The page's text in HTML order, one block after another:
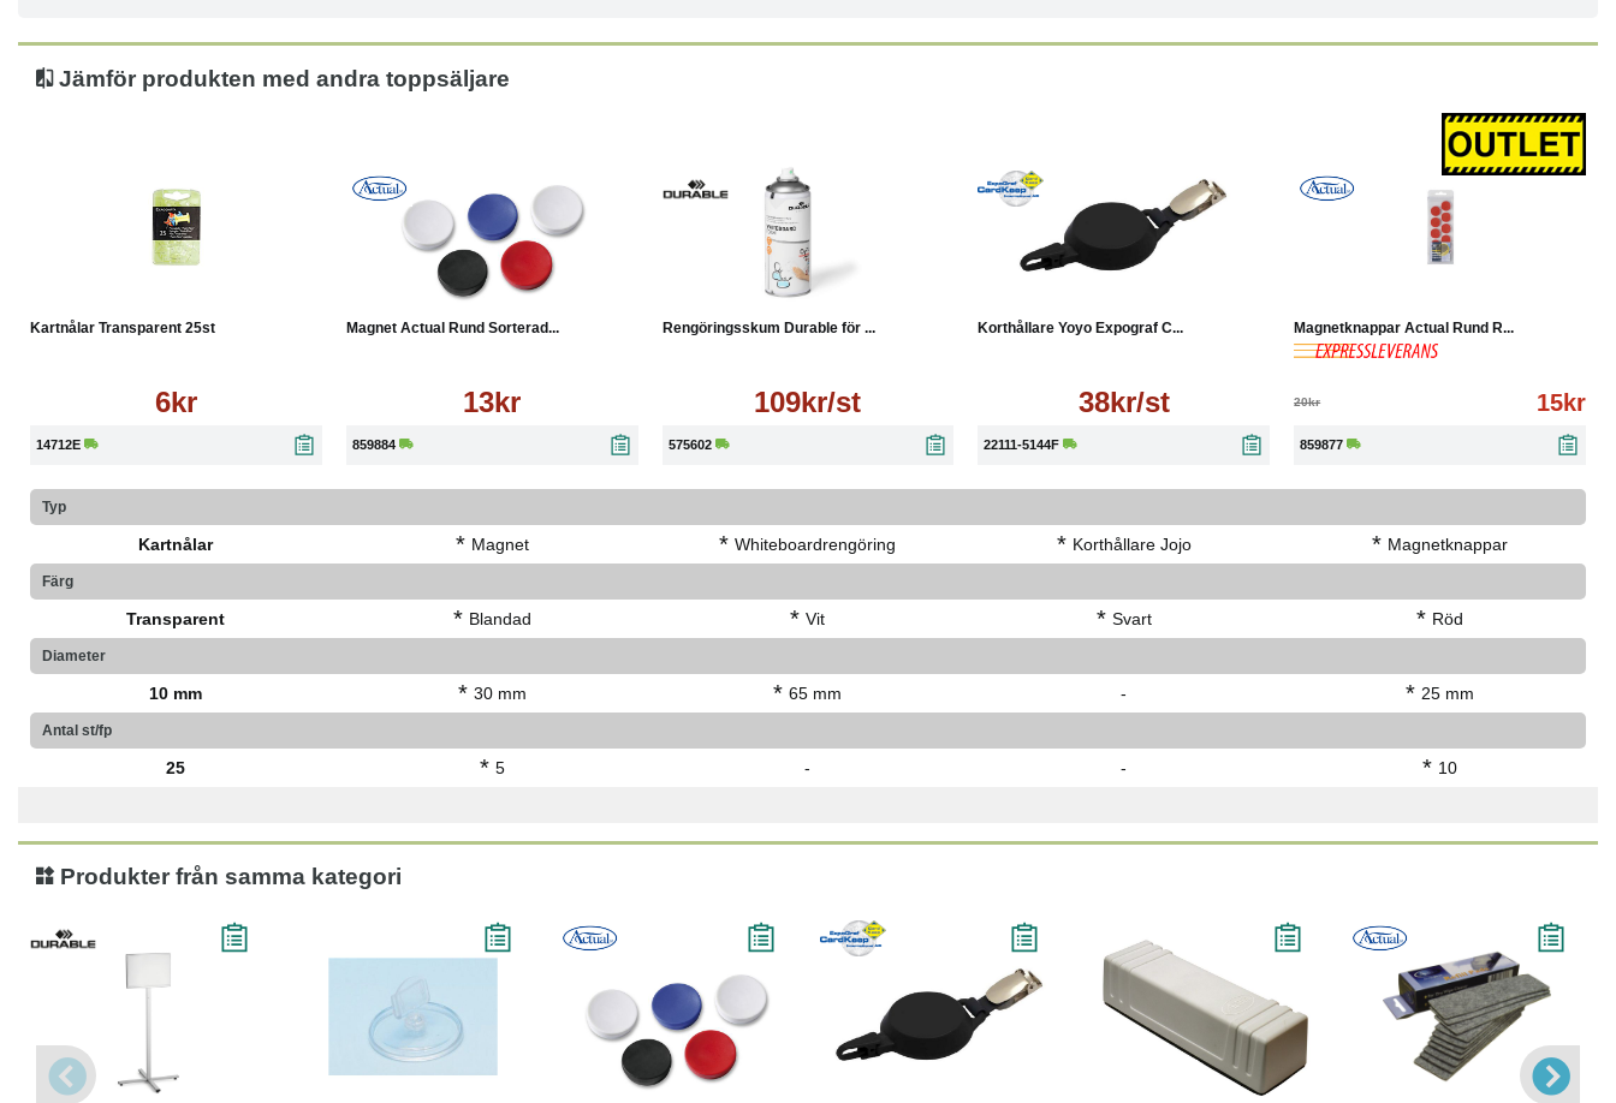
Jämför produkten med andra toppsäljare
Kartnålar Transparent 25st
6kr
14712E
Magnet Actual Rund Sorterad...
13kr
859884
Läs mer
Rengöringsskum Durable för ...
109kr/st
575602
Läs mer
Korthållare Yoyo Expograf C...
38kr/st
22111-5144F
Magnetknappar Actual Rund R...
20kr 15kr
859877
Typ
Kartnålar * Magnet * Whiteboardrengöring * Korthållare Jojo * Magnetknappar
Färg
Transparent * Blandad * Vit * Svart * Röd
Diameter
10 mm * 30 mm * 65 mm - * 25 mm
Antal st/fp
25 * 5 - - * 10
Produkter från samma kategori
Läs mer Köp Läs mer Läs mer Läs mer Köp Läs mer